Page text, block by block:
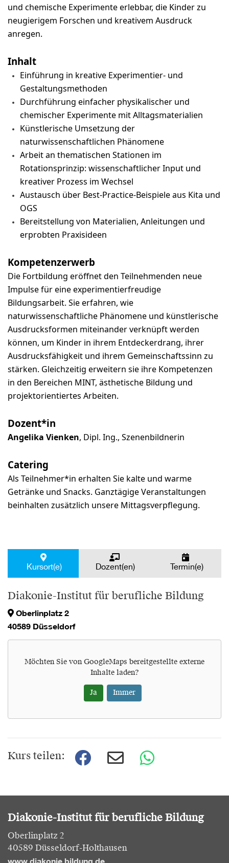
und chemische Experimente erlebbar, die Kinder zu
neugierigem Forschen und kreativem Ausdruck
anregen.
Inhalt
Einführung in kreative Experimentier- und
Gestaltungsmethoden
Durchführung einfacher physikalischer und
chemischer Experimente mit Alltagsmaterialien
Künstlerische Umsetzung der
naturwissenschaftlichen Phänomene
Arbeit an thematischen Stationen im
Rotationsprinzip: wissenschaftlicher Input und
kreativer Prozess im Wechsel
Austausch über Best-Practice-Beispiele aus Kita und
OGS
Bereitstellung von Materialien, Anleitungen und
erprobten Praxisideen
Kompetenzerwerb
Die Fortbildung eröffnet den Teilnehmenden neue
Impulse für eine experimentierfreudige
Bildungsarbeit. Sie erfahren, wie
naturwissenschaftliche Phänomene und künstlerische
Ausdrucksformen miteinander verknüpft werden
können, um Kinder in ihrem Entdeckerdrang, ihrer
Ausdrucksfähigkeit und ihrem Gemeinschaftssinn zu
stärken. Gleichzeitig erweitern sie ihre Kompetenzen
in den Bereichen MINT, ästhetische Bildung und
projektorientiertes Arbeiten.
Dozent*in
Angelika Vienken, Dipl. Ing., Szenenbildnerin
Catering
Als Teilnehmer*in erhalten Sie kalte und warme
Getränke und Snacks. Ganztägige Veranstaltungen
beinhalten zusätzlich unsere Mittagsverpflegung.
Kursort(e) Dozent(en) Termin(e)
Diakonie-Institut für berufliche Bildung
Oberlinplatz 2
40589 Düsseldorf
Möchten Sie von GoogleMaps bereitgestellte externe
Inhalte laden?
Ja Immer
Kurs teilen:
Diakonie-Institut für berufliche Bildung
Oberlinplatz 2
40589 Düsseldorf-Holthausen